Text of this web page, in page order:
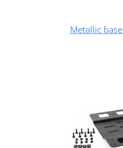
Metallic